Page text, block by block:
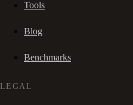
Tools
Blog
Benchmarks
LEGAL